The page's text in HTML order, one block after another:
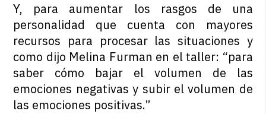
Y, para aumentar los rasgos de una
personalidad que cuenta con mayores
recursos para procesar las situaciones y
como dijo Melina Furman en el taller: “para
saber cómo bajar el volumen de las
emociones negativas y subir el volumen de
las emociones positivas.”